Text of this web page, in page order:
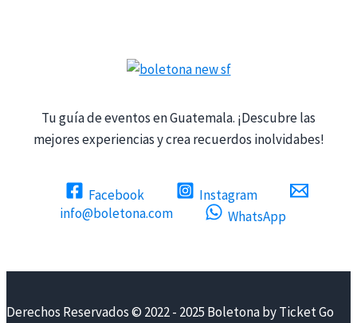
Tu guía de eventos en Guatemala. ¡Descubre las
mejores experiencias y crea recuerdos inolvidabes!
Facebook
Instagram
info@boletona.com
WhatsApp
Derechos Reservados © 2022 - 2025 Boletona by Ticket Go